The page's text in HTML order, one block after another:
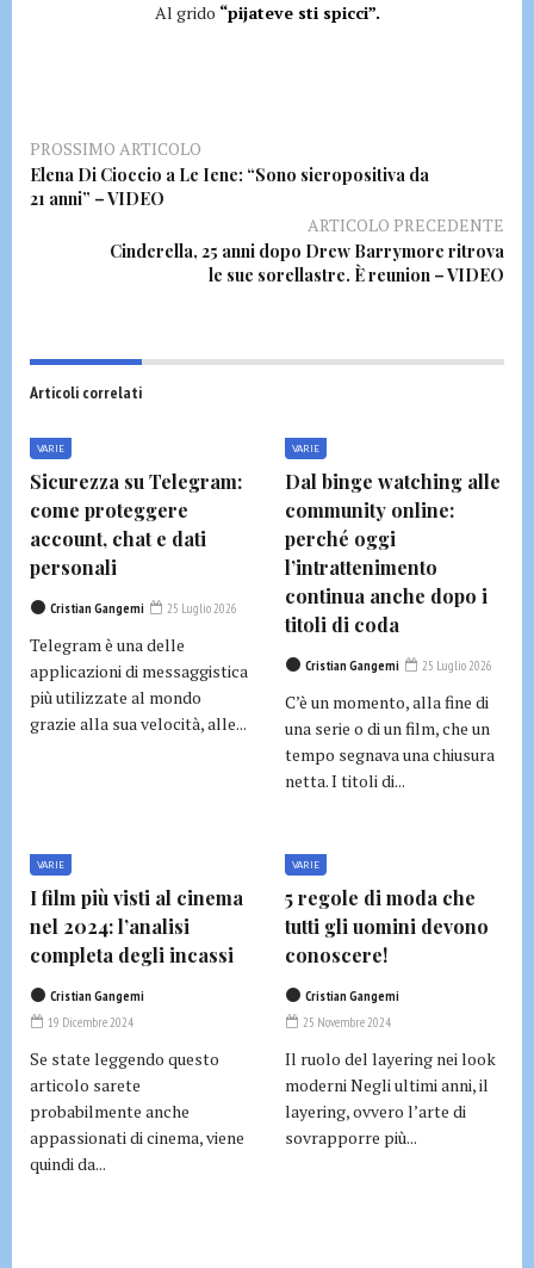
Al grido “pijateve sti spicci”.
PROSSIMO ARTICOLO
Elena Di Cioccio a Le Iene: “Sono sieropositiva da
21 anni” – VIDEO
ARTICOLO PRECEDENTE
Cinderella, 25 anni dopo Drew Barrymore ritrova
le sue sorellastre. È reunion – VIDEO
Articoli correlati
VARIE
Sicurezza su Telegram:
come proteggere
account, chat e dati
personali
Cristian Gangemi 25 Luglio 2026
Telegram è una delle
applicazioni di messaggistica
più utilizzate al mondo
grazie alla sua velocità, alle...
VARIE
Dal binge watching alle
community online:
perché oggi
l’intrattenimento
continua anche dopo i
titoli di coda
Cristian Gangemi 25 Luglio 2026
C’è un momento, alla fine di
una serie o di un film, che un
tempo segnava una chiusura
netta. I titoli di...
VARIE
I film più visti al cinema
nel 2024: l’analisi
completa degli incassi
Cristian Gangemi
19 Dicembre 2024
Se state leggendo questo
articolo sarete
probabilmente anche
appassionati di cinema, viene
quindi da...
VARIE
5 regole di moda che
tutti gli uomini devono
conoscere!
Cristian Gangemi
25 Novembre 2024
Il ruolo del layering nei look
moderni Negli ultimi anni, il
layering, ovvero l’arte di
sovrapporre più...